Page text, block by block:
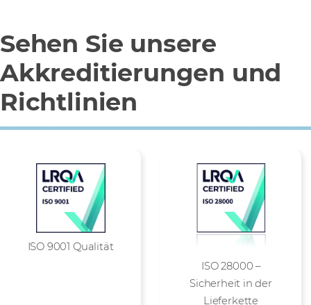
Sehen Sie unsere
Akkreditierungen und
Richtlinien
ISO 9001 Qualität
ISO 28000 –
Sicherheit in der
Lieferkette